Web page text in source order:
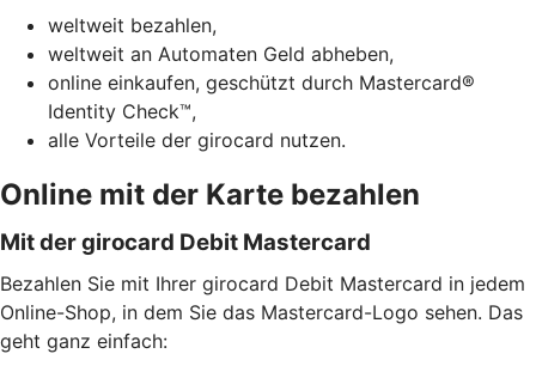
weltweit bezahlen,
weltweit an Automaten Geld abheben,
online einkaufen, geschützt durch Mastercard®
Identity Check™,
alle Vorteile der girocard nutzen.
Online mit der Karte bezahlen
Mit der girocard Debit Mastercard
Bezahlen Sie mit Ihrer girocard Debit Mastercard in jedem
Online-Shop, in dem Sie das Mastercard-Logo sehen. Das
geht ganz einfach: